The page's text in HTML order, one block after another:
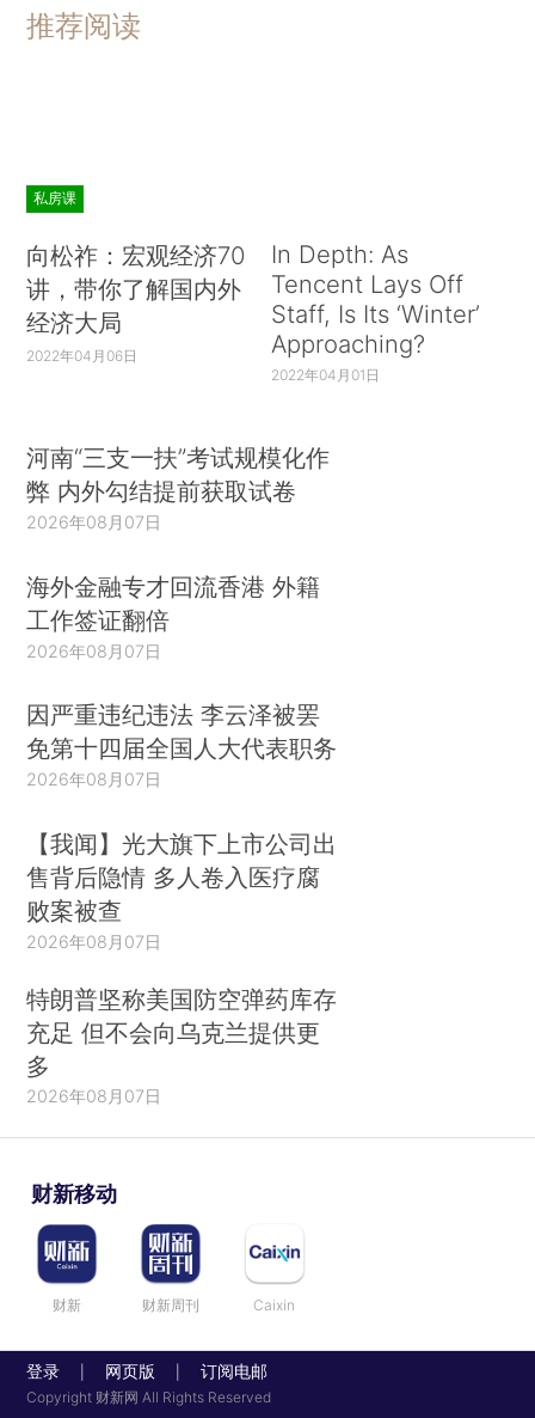
推荐阅读
私房课
向松祚：宏观经济70
讲，带你了解国内外
经济大局
2022年04月06日
In Depth: As
Tencent Lays Off
Staff, Is Its ‘Winter’
Approaching?
2022年04月01日
河南“三支一扶”考试规模化作
弊 内外勾结提前获取试卷
2026年08月07日
海外金融专才回流香港 外籍
工作签证翻倍
2026年08月07日
因严重违纪违法 李云泽被罢
免第十四届全国人大代表职务
2026年08月07日
【我闻】光大旗下上市公司出
售背后隐情 多人卷入医疗腐
败案被查
2026年08月07日
特朗普坚称美国防空弹药库存
充足 但不会向乌克兰提供更
多
2026年08月07日
财新移动
财新 财新周刊 Caixin
登录 网页版 订阅电邮
Copyright 财新网 All Rights Reserved